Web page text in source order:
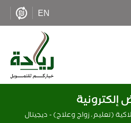
EN
إلكترونية
(تعليم، زواج وعلاج) - ديجيتال